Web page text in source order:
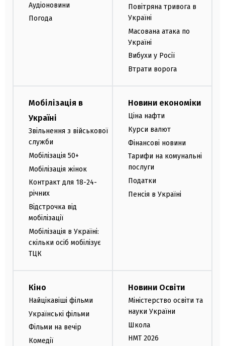
Аудіоновини
Погода
Повітряна тривога в
Україні
Масована атака по
Україні
Вибухи у Росії
Втрати ворога
Мобілізація в
Україні
Звільнення з військової
служби
Мобілізація 50+
Мобілізація жінок
Контракт для 18-24-
річних
Відстрочка від
мобілізації
Мобілізація в Україні:
скільки осіб мобілізує
ТЦК
Новини економіки
Ціна нафти
Курси валют
Фінансові новини
Тарифи на комунальні
послуги
Податки
Пенсія в Україні
Кіно
Найцікавіші фільми
Українські фільми
Фільми на вечір
Комедії
Новини Освіти
Міністерство освіти та
науки України
Школа
НМТ 2026